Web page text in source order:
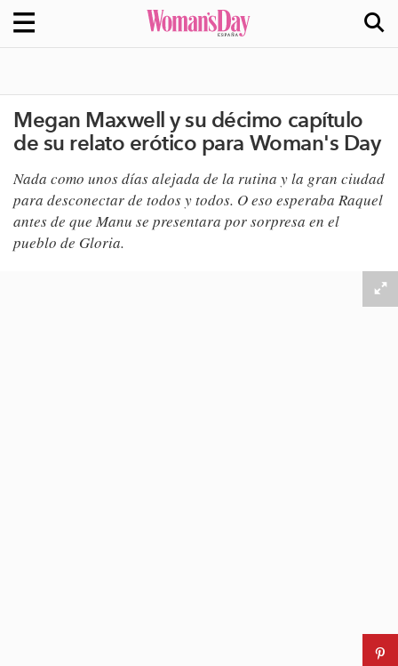
Megan Maxwell y su décimo capítulo
de su relato erótico para Woman's Day
Nada como unos días alejada de la rutina y la gran ciudad
para desconectar de todos y todos. O eso esperaba Raquel
antes de que Manu se presentara por sorpresa en el
pueblo de Gloria.